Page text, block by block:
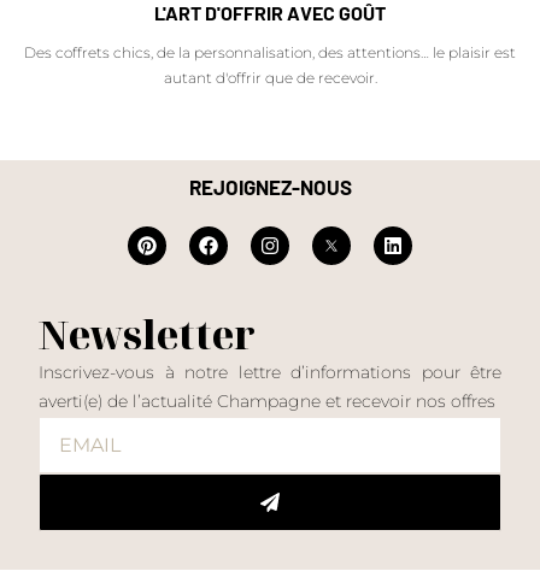
L'ART D'OFFRIR AVEC GOÛT
Des coffrets chics, de la personnalisation, des attentions… le plaisir est
autant d'offrir que de recevoir.
REJOIGNEZ-NOUS
Newsletter
Inscrivez-vous à notre lettre d’informations pour être
averti(e) de l’actualité Champagne et recevoir nos offres